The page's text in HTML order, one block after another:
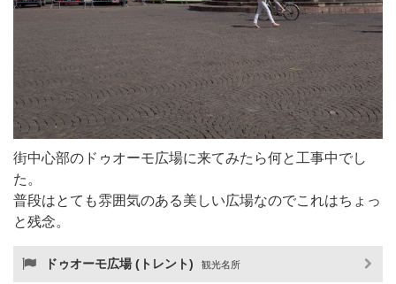
街中心部のドゥオーモ広場に来てみたら何と工事中でし
た。
普段はとても雰囲気のある美しい広場なのでこれはちょっ
と残念。
ドゥオーモ広場 (トレント) 観光名所